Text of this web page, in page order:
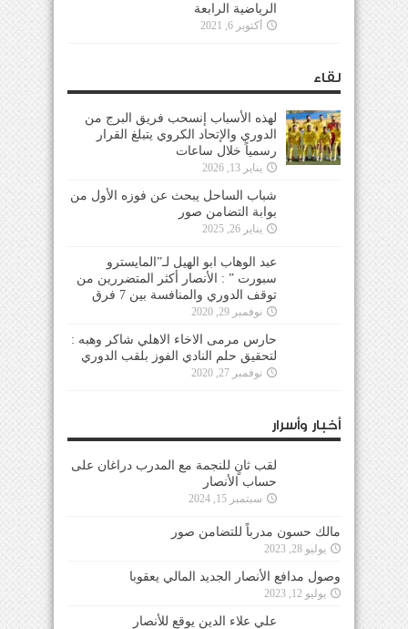
الرياضية الرابعة
أكتوبر 6, 2021
لقاء
لهذه الأسباب إنسحب فريق البرج من
الدوري والإتحاد الكروي يتبلغ القرار
رسمياً خلال ساعات
يناير 13, 2026
شباب الساحل يبحث عن فوزه الأول من
بوابة التضامن صور
يناير 26, 2025
عبد الوهاب ابو الهيل لـ”المايسترو
سبورت ” : الأنصار أكثر المتضررين من
توقف الدوري والمنافسة بين 7 فرق
نوفمبر 29, 2020
حارس مرمى الاخاء الاهلي شاكر وهبه :
لتحقيق حلم النادي الفوز بلقب الدوري
نوفمبر 27, 2020
أخبار وأسرار
لقب ثانٍ للنجمة مع المدرب دراغان على
حساب الأنصار
سبتمبر 15, 2024
مالك حسون مدرباً للتضامن صور
يوليو 28, 2023
وصول مدافع الأنصار الجديد المالي يعقوبا
يوليو 12, 2023
علي علاء الدين يوقع للأنصار